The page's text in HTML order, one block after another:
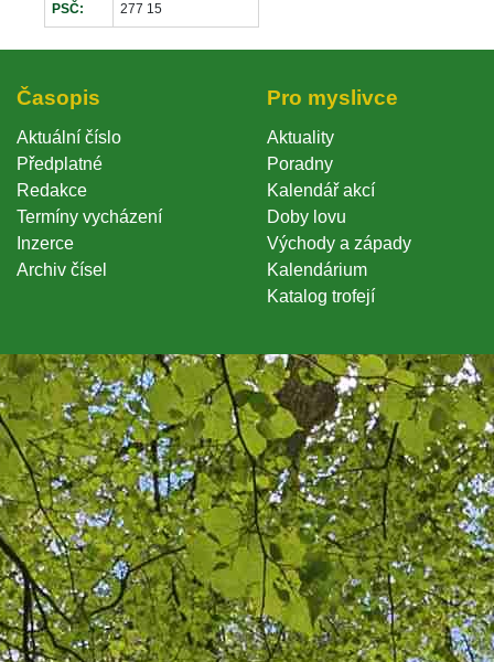
PSČ: 277 15
Časopi
Aktuální číslo
Předplatné
Redakce
Termíny vycházení
Inzerce
Archiv čísel
Pro myslivce
Aktuality
Poradny
Kalendář akcí
Doby lovu
Východy a západy
Kalendárium
Katalog trofejí